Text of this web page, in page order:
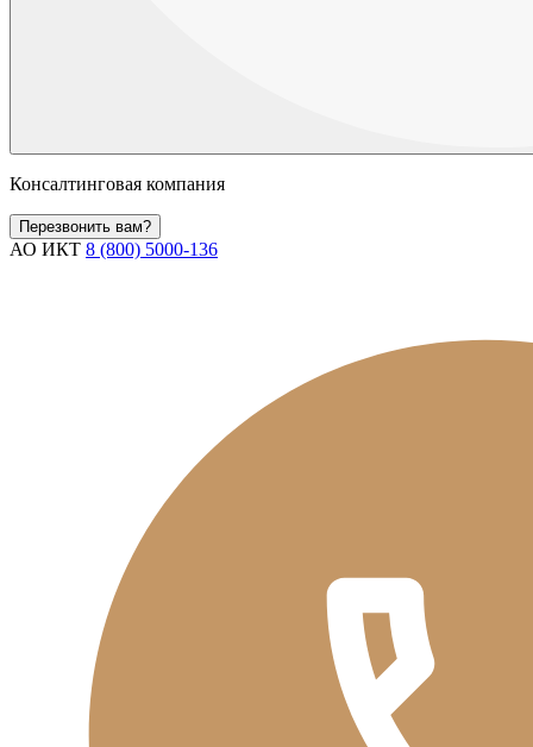
Консалтинговая компания
Перезвонить вам?
АО ИКТ 8 (800) 5000-136